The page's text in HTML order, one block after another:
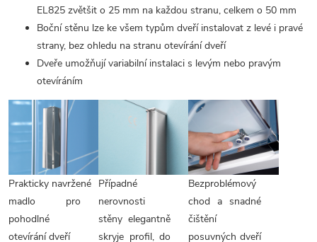
EL825 zvětšit o 25 mm na každou stranu, celkem o 50 mm
Boční stěnu lze ke všem typům dveří instalovat z levé i pravé
strany, bez ohledu na stranu otevírání dveří
Dveře umožňují variabilní instalaci s levým nebo pravým
otevíráním
Prakticky navržené
madlo pro
pohodlné
otevírání dveří
Případné
nerovnosti
stěny elegantně
skryje profil, do
Bezproblémový
chod a snadné
čištění
posuvných dveří